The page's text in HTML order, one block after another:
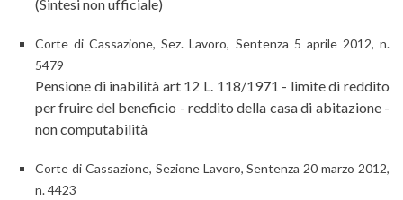
(Sintesi non ufficiale)
Corte di Cassazione, Sez. Lavoro, Sentenza 5 aprile 2012, n.
5479
Pensione di inabilità art 12 L. 118/1971 - limite di reddito
per fruire del beneficio - reddito della casa di abitazione -
non computabilità
Corte di Cassazione, Sezione Lavoro, Sentenza 20 marzo 2012,
n. 4423